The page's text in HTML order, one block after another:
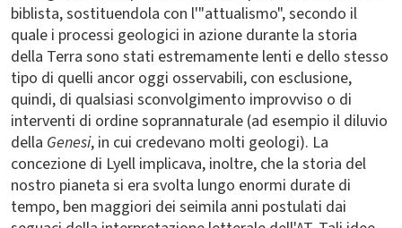
biblista, sostituendola con l'"attualismo", secondo il
quale i processi geologici in azione durante la storia
della Terra sono stati estremamente lenti e dello stesso
tipo di quelli ancor oggi osservabili, con esclusione,
quindi, di qualsiasi sconvolgimento improvviso o di
interventi di ordine soprannaturale (ad esempio il diluvio
della Genesi, in cui credevano molti geologi). La
concezione di Lyell implicava, inoltre, che la storia del
nostro pianeta si era svolta lungo enormi durate di
tempo, ben maggiori dei seimila anni postulati dai